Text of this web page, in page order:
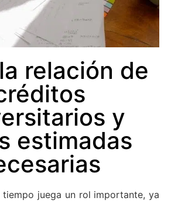
relación de
y
estimadas
tiempo juega un rol importante, ya